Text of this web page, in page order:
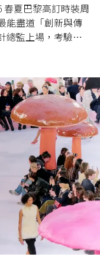
春夏巴黎高訂時裝周
能盡道「創新與傳
總監上場，考驗他
的敘事角度。與
Valentino
界的「最後皇帝」
歷史的見證，留下
下去? 在 29 場高訂
為你整理本屆不可錯